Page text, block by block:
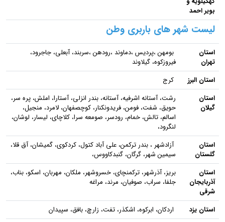
بویر احمد
لیست شهر های باربری وطن
استان
تهران
بومهن ،پردیس ،دماوند ،رودهن ،سربند، آبعلی، جاجرود،
فیروزکوه، گیلاوند
استان البرز
کرج
استان
گیلان
رشت، آستانه اشرفیه، آستانه، بندر انزلی، آستارا، املش، پره سر،
حویق، شفت، فومن، فریدونکنار، کوچصفهان، لامرد، منجیل،
اسالم، تالش، خمام، رودسر، صومعه سرا، کلاچای، لیسار، لوشان،
لنگرود،
استان
گلستان
آزادشهر ، بندر ترکمن، علی آباد کتول، کردکوی، گمیشان، آق قلا،
سیمین شهر، گرگان، گنبدکاووس،
استان
آذربایجان
شرقی
بریز، آذرشهر، ترکمنچای، خسروشهر، ملکان، مهربان، اسکو، بناب،
جلفا، سراب، صوفیان، مرند، مراغه
استان یزد
اردکان، ابرکوه، اشکذر، تفت، زارچ، بافق، سپیدان